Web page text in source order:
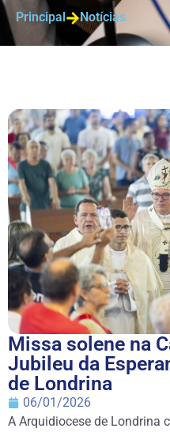
Principal Notícias
Missa solene na
Jubileu da
de Londrina
06/01/2026
A Arquidiocese de Londrina